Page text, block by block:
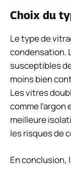
Choix du
Le type de
condensation.
susceptibles
moins bien
Les vitres
comme
meilleure
les risques de
En conclusion,